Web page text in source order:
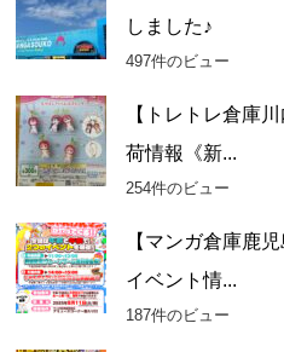
しました♪
497件のビュー
【トレトレ倉庫
荷情報《新...
254件のビュー
【マンガ倉庫鹿
イベント情...
187件のビュー